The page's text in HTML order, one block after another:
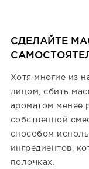
СДЕЛАЙТЕ
Хотя многие из
лицом, сбить
ароматом менее
собственной
способом
ингредиентов,
полочках.